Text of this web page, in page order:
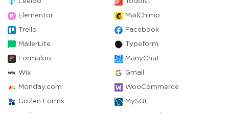
Leeloo Todoist
Elementor MailChimp
Trello Facebook
MailerLite Typeform
Formaloo ManyChat
Wix Gmail
Monday.com WooCommerce
GoZen Forms MySQL